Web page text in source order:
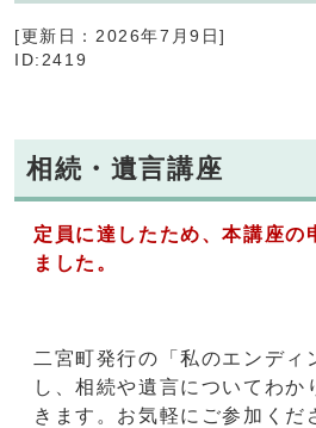
[更新日：2026年7月9日]
ID:2419
相続・遺言講座
定員に達したため、本講座の
ました。
二宮町発行の「私のエンディ
し、相続や遺言についてわか
きます。お気軽にご参加くだ